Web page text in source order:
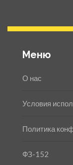
Меню
О нас
Условия
Политика
ФЗ-152